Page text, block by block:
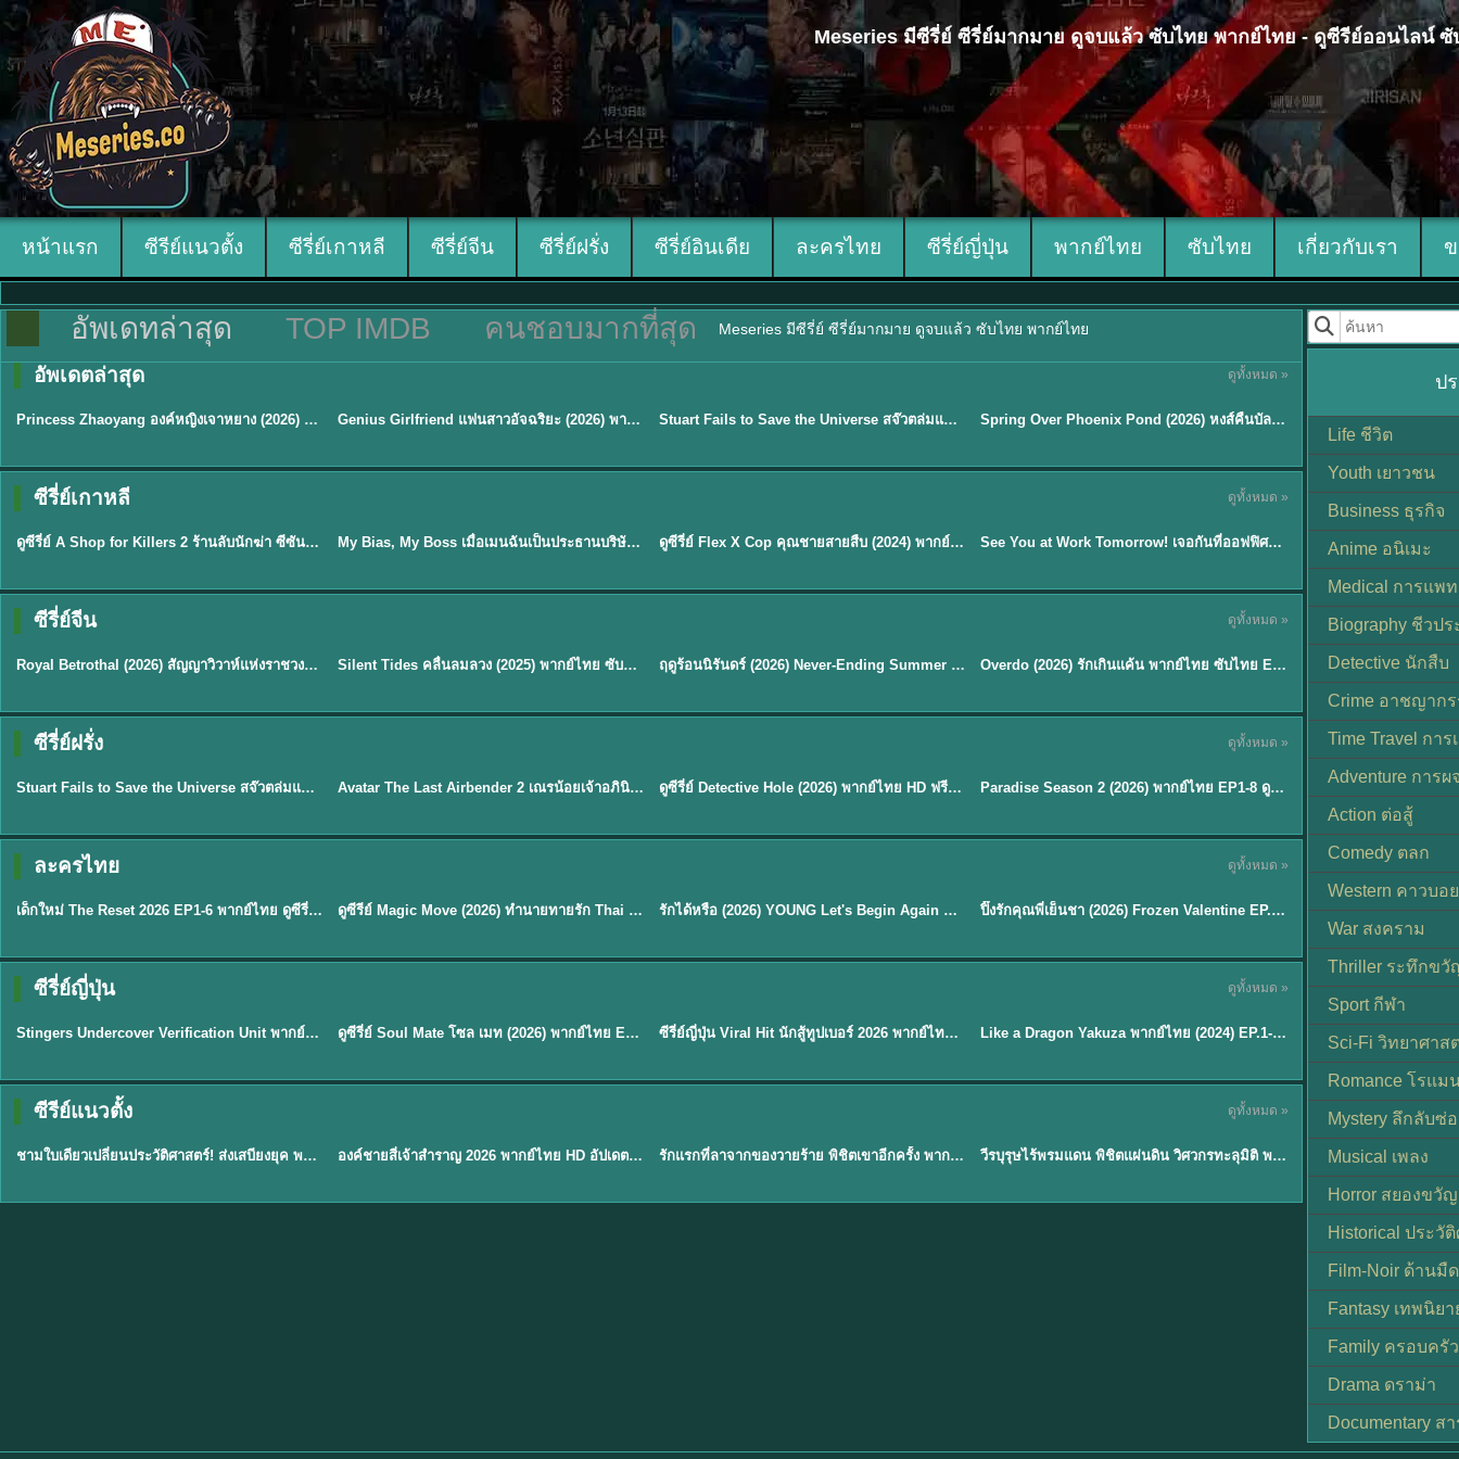
Meseries มีซีรี่ย์ ซีรี่ย์มากมาย ดูจบแล้ว ซับไทย พากย์ไทย - ดูซีรีย์ออนไลน์
หน้าแรก ซีรีย์แนวตั้ง ซีรี่ย์เกาหลี ซีรี่ย์จีน ซีรี่ย์ฝรั่ง ซีรี่ย์อินเดีย ละครไทย ซีรี่ย์ญี่ปุ่น พากย์ไทย ซับไทย เกี่ยวกับเรา
อัพเดทล่าสุด TOP IMDB คนชอบมากที่สุด Meseries มีซีรี่ย์ ซีรี่ย์มากมาย ดูจบแล้ว ซับไทย พากย์ไทย
อัพเดตล่าสุด ดูทั้งหมด »
★8
พากย์ไทย/ซับไทย
Princess Zhaoyang องค์หญิงเจาหยาง (2026) พากย์ไทย ซับไทย EP.1-18 ★9 Genius Girlfriend แฟนสาวอัจฉริยะ (2026) พากย์ไทย ซับไทย EP.1-28 ★9.3 Stuart Fails to Save the Universe สจ๊วตล่มแผนกู้จักรวาล (2026) พากย์ไทย ซับไทย EP.1-10 Spring Over Phoenix Pond (2026) หงส์คืนบัลลังก์แค้น พากย์ไทย ซับไทย EP1-21
ซีรี่ย์เกาหลี ดูทั้งหมด »
★8 EP.16
พากย์ไทย
ดูซีรี่ย์ A Shop for Killers 2 ร้านลับนักฆ่า ซีซัน 2 (2026) ซับไทย-พากย์ไทย My Bias, My Boss เมื่อเมนฉันเป็นประธานบริษัท (2026) พากย์ไทย ซับไทย EP.1-12 ★8 EP.16ดูซีรี่ย์ Flex X Cop คุณชายสายสืบ (2024) พากย์ไทย-ซับไทย EP.1-16 (จบ) ★9 EP.8See You at Work Tomorrow! เจอกันที่ออฟฟิศพรุ่งนี้นะ พากย์ไทย
ซีรี่ย์จีน ดูทั้งหมด »
★9
ซับไทย
Royal Betrothal (2026) สัญญาวิวาห์แห่งราชวงศ์ พากย์ไทย ซับไทย EP1-32 ★9.5 Silent Tides คลื่นลมลวง (2025) พากย์ไทย ซับไทย EP.1-31 ★8.8 ฤดูร้อนนิรันดร์ (2026) Never-Ending Summer พากย์ไทย EP.1-29 Overdo (2026) รักเกินแค้น พากย์ไทย ซับไทย EP1-33 (จบ)
ซีรี่ย์ฝรั่ง ดูทั้งหมด »
★9.3
พากย์ไทย
Stuart Fails to Save the Universe สจ๊วตล่มแผนกู้จักรวาล (2026) พากย์ไทย ซับไทย EP.1-10 ★7.8 EP.7Avatar The Last Airbender 2 เณรน้อยเจ้าอภินิหาร พากย์ไทย EP.9ดูซีรี่ย์ Detective Hole (2026) พากย์ไทย HD ฟรี อัปเดตล่าสุด Netflix EP.8Paradise Season 2 (2026) พากย์ไทย EP1-8 ดูซีรี่ย์ฝรั่ง HD ครบทุกตอน
ละครไทย ดูทั้งหมด »
★ 8 EP.6
พากย์ไทย
เด็กใหม่ The Reset 2026 EP1-6 พากย์ไทย ดูซีรี่ย์ Netflix ล่าสุด HD ดูซีรีย์ Magic Move (2026) ทำนายทายรัก Thai EP.1-10 HD รักได้หรือ (2026) YOUNG Let's Begin Again พากย์ไทย EP.1-19 ★8 ปิ๊งรักคุณพี่เย็นชา (2026) Frozen Valentine EP.1-10 (จบ)
ซีรี่ย์ญี่ปุ่น ดูทั้งหมด »
EP.11
พากย์ไทย
Stingers Undercover Verification Unit พากย์ไทย EP1-11 HD ฟรี ★8 EP.8ดูซีรี่ย์ Soul Mate โซล เมท (2026) พากย์ไทย EP.1-8 (จบ) ★7.9 EP.6ซีรี่ย์ญี่ปุ่น Viral Hit นักสู้ทูปเบอร์ 2026 พากย์ไทย EP.1-6 ★7 EP.6Like a Dragon Yakuza พากย์ไทย (2024) EP.1-6 (จบ)
ซีรีย์แนวตั้ง ดูทั้งหมด »
EP.1
พากย์ไทย
ชามใบเดียวเปลี่ยนประวัติศาสตร์! ส่งเสบียงยุค พากย์ไทย EP.1องค์ชายสี่เจ้าสำราญ 2026 พากย์ไทย HD อัปเดตล่าสุด ดูออนไลน์ EP.1รักแรกที่ลาจากของวายร้าย พิชิตเขาอีกครั้ง พากย์ไทย EP.1วีรบุรุษไร้พรมแดน พิชิตแผ่นดิน วิศวกรทะลุมิติ พลิกแผ่นดิน
ป
Life ชีวิต
Youth เยาวชน
Business ธุรกิจ
Anime อนิเมะ
Medical การแพ
Biography ชีวปร
Detective นักสืบ
Crime อาชญาก
Time Travel กา
Adventure การ
Action ต่อสู้
Comedy ตลก
Western คาวบอ
War สงคราม
Thriller ระทึกขวั
Sport กีฬา
Sci-Fi วิทยาศาส
Romance โรแม
Mystery ลึกลับซ่
Musical เพลง
Horror สยองขวัญ
Historical ประวั
Film-Noir ด้านมื
Fantasy เทพนิยา
Family ครอบครัว
Drama ดราม่า
Documentary ส